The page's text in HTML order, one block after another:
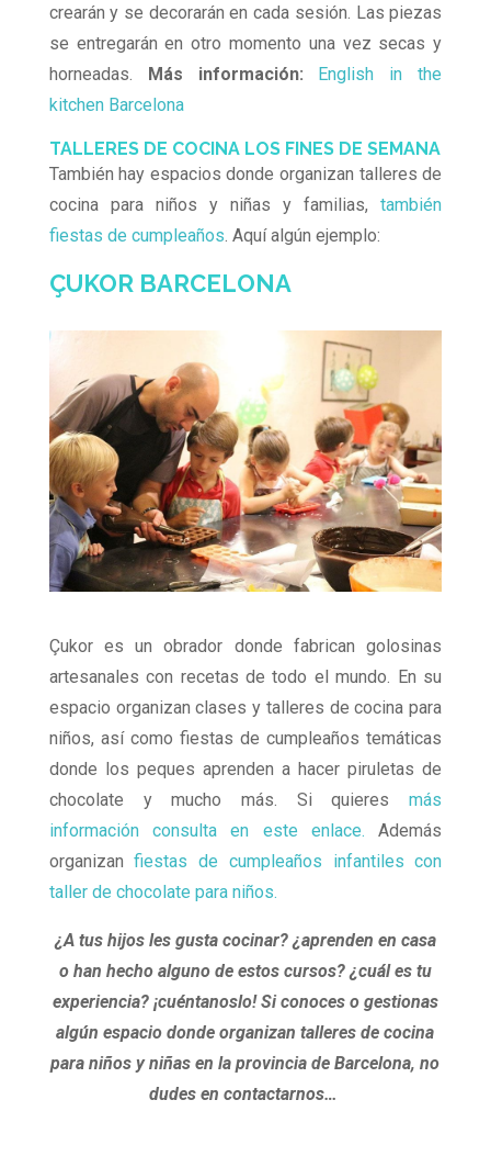
crearán y se decorarán en cada sesión. Las piezas
se entregarán en otro momento una vez secas y
horneadas.
Más información:
English in the
kitchen Barcelona
TALLERES DE COCINA LOS FINES DE SEMANA
También hay espacios donde organizan talleres de
cocina para niños y niñas y familias,también
fiestas de cumpleaños. Aquí algún ejemplo:
ÇUKOR BARCELONA
Çukor es un obrador donde fabrican golosinas
artesanales con recetas de todo el mundo. En su
espacio organizan clases y talleres de cocina para
niños, así como fiestas de cumpleaños temáticas
donde los peques aprenden a hacer piruletas de
chocolate y mucho más. Si quieresmás
información consulta en este enlace.Además
organizanfiestas de cumpleaños infantiles con
taller de chocolate para niños.
¿A tus hijos les gusta cocinar? ¿aprenden en casa
o han hecho alguno de estos cursos? ¿cuál es tu
experiencia? ¡cuéntanoslo! Si conoces o gestionas
algún espacio donde organizan talleres de cocina
para niños y niñas en la provincia de Barcelona, no
dudes en contactarnos…